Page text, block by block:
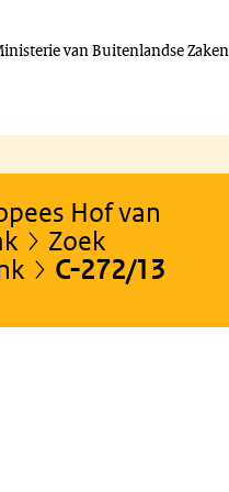
van Buitenlandse Zaken
Hof van
Zoek
C-272/13